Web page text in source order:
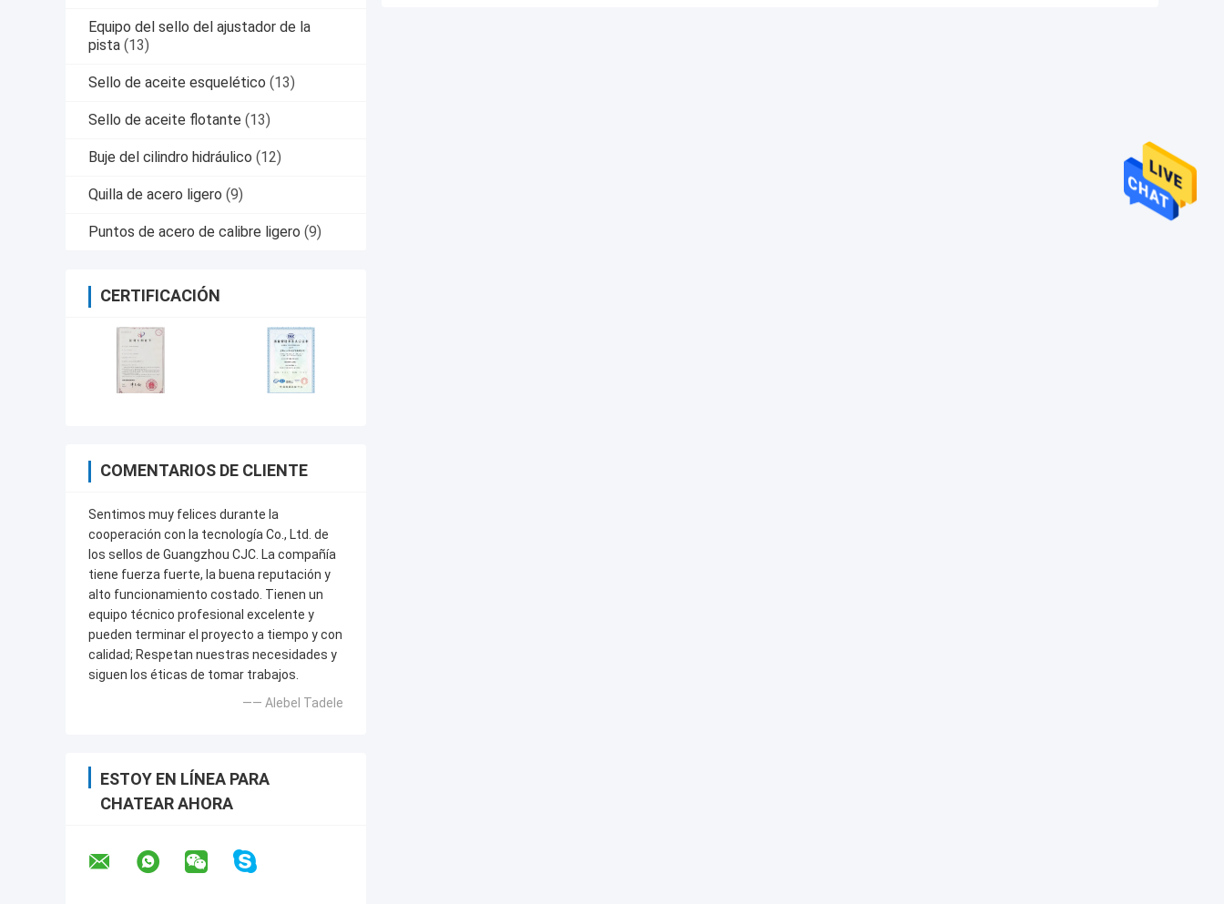
Equipo del sello del ajustador de la
pista (13)
Sello de aceite esquelético (13)
Sello de aceite flotante (13)
Buje del cilindro hidráulico (12)
Quilla de acero ligero (9)
Puntos de acero de calibre ligero (9)
CERTIFICACIÓN
COMENTARIOS DE CLIENTE
Sentimos muy felices durante la
cooperación con la tecnología Co., Ltd. de
los sellos de Guangzhou CJC. La compañía
tiene fuerza fuerte, la buena reputación y
alto funcionamiento costado. Tienen un
equipo técnico profesional excelente y
pueden terminar el proyecto a tiempo y con
calidad; Respetan nuestras necesidades y
siguen los éticas de tomar trabajos.
—— Alebel Tadele
ESTOY EN LÍNEA PARA
CHATEAR AHORA